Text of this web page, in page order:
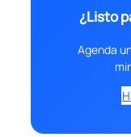
¿Listo
Agenda